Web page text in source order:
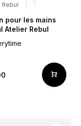
Rebul
pour les mains
Atelier Rebul